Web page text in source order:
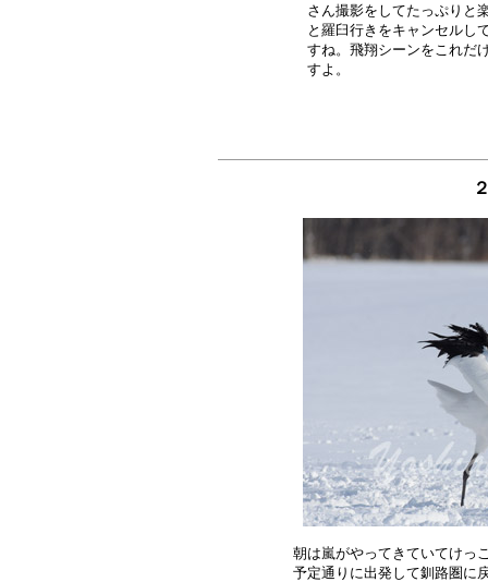
さん撮影をしてたっぷりと
と羅臼行きをキャンセルし
すね。飛翔シーンをこれだ
朝は嵐がやってきていてけっ
予定通りに出発して釧路圏に